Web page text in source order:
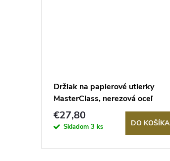
Držiak na papierové utierky
MasterClass, nerezová oceľ
€27,80
Skladom 3 ks DO KOŠÍKA